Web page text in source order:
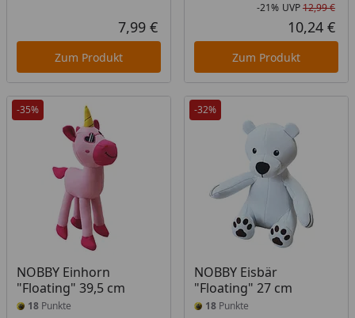
Aktueller Preis
7,99 €
Zum Produkt
-21% UVP12,99 €
10,24 €
Zum Produkt
-35%
NOBBY Einhorn
"Floating" 39,5 cm
18 Punkte
-32%
NOBBY Eisbär
"Floating" 27 cm
18Punkte